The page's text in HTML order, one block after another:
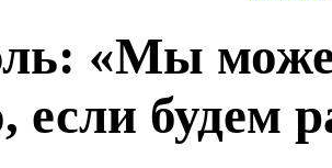
«Мы
если будем